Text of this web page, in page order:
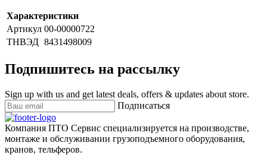
Характеристики
Артикул 00-00000722
ТНВЭД 8431498009
Подпишитесь на рассылку
Sign up with us and get latest deals, offers & updates about store.
Подписаться
Компания ПТО Сервис специализируется на производстве,
монтаже и обслуживании грузоподъемного оборудования,
кранов, тельферов.